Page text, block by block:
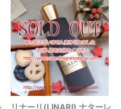
リナーリ(LINARI) ナターレ